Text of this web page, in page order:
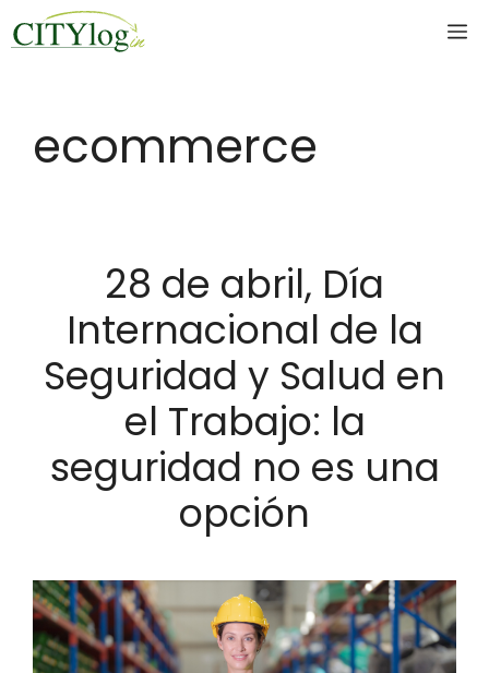
Skip
to
ecommerce
28 de abril, Día
Internacional de la
Seguridad y Salud en
el Trabajo: la
seguridad no es una
opción